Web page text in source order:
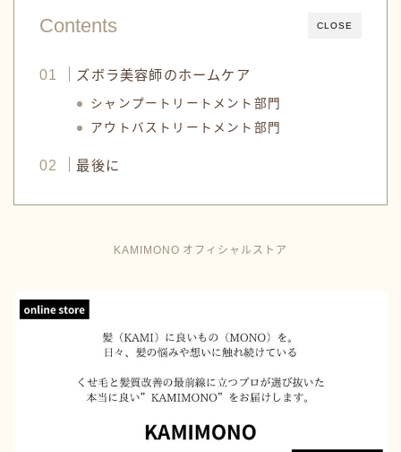
CLOSE
Contents
ズボラ美容師のホームケア
シャンプートリートメント部門
アウトバストリートメント部門
最後に
KAMIMONO オフィシャルストア